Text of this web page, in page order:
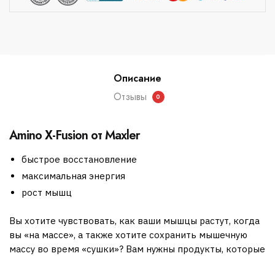
Описание
Отзывы
0
Amino X-Fusion от Maxler
быстрое восстановление
максимальная энергия
рост мышц
Вы хотите чувствовать, как ваши мышцы растут, когда
вы «на массе», а также хотите сохранить мышечную
массу во время «сушки»? Вам нужны продукты, которые